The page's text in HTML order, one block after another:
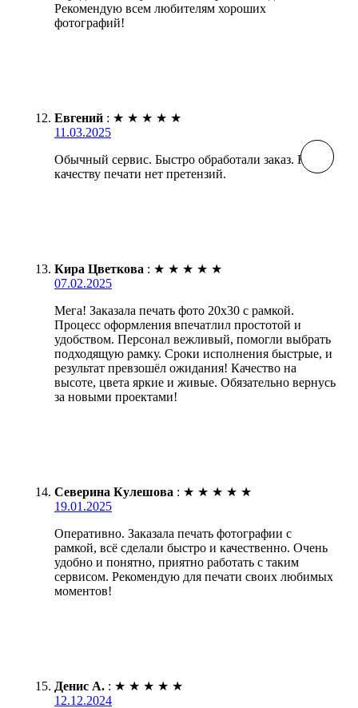
Рекомендую всем любителям хороших
фотографий!
Евгений : ★ ★ ★ ★ ★
11.03.2025
Обычный сервис. Быстро обработали заказ. К
качеству печати нет претензий.
Кира Цветкова : ★ ★ ★ ★ ★
07.02.2025
Мега! Заказала печать фото 20х30 с рамкой.
Процесс оформления впечатлил простотой и
удобством. Персонал вежливый, помогли выбрать
подходящую рамку. Сроки исполнения быстрые, и
результат превзошёл ожидания! Качество на
высоте, цвета яркие и живые. Обязательно вернусь
за новыми проектами!
Северина Кулешова : ★ ★ ★ ★ ★
19.01.2025
Оперативно. Заказала печать фотографии с
рамкой, всё сделали быстро и качественно. Очень
удобно и понятно, приятно работать с таким
сервисом. Рекомендую для печати своих любимых
моментов!
Денис А. : ★ ★ ★ ★ ★
12.12.2024